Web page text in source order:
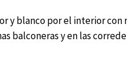
y blanco por el interior
balconeras y en las